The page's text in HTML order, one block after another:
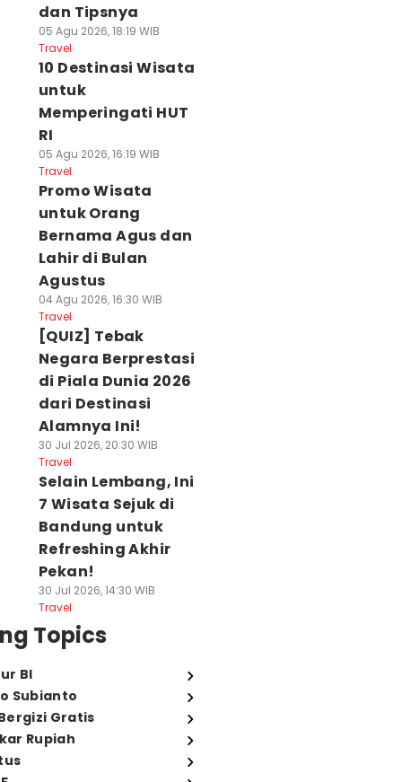
dan Tipsnya
05 Agu 2026, 18:19 WIB
Travel
10 Destinasi Wisata
untuk
Memperingati HUT
RI
05 Agu 2026, 16:19 WIB
Travel
Promo Wisata
untuk Orang
Bernama Agus dan
Lahir di Bulan
Agustus
04 Agu 2026, 16:30 WIB
Travel
[QUIZ] Tebak
Negara Berprestasi
di Piala Dunia 2026
dari Destinasi
Alamnya Ini!
30 Jul 2026, 20:30 WIB
Travel
Selain Lembang, Ini
7 Wisata Sejuk di
Bandung untuk
Refreshing Akhir
Pekan!
30 Jul 2026, 14:30 WIB
Travel
Topics
BI
Subianto
Gratis
Rupiah